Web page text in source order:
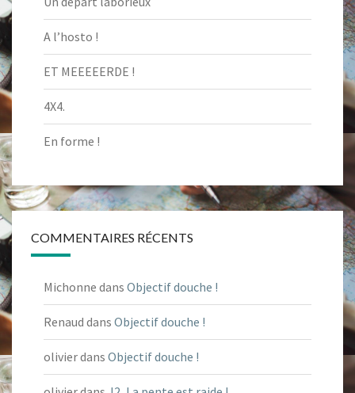
A l’hosto !
ET MEEEEERDE !
4X4.
En forme !
COMMENTAIRES RÉCENTS
Michonne dans Objectif douche !
Renaud dans Objectif douche !
olivierdans Objectif douche !